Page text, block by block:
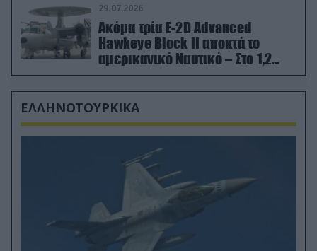
29.07.2026
Ακόμα τρία E-2D Advanced
Hawkeye Block II αποκτά το
αμερικανικό Ναυτικό – Στο 1,2
δισ.δολάρια το κόστος
ΕΛΛΗΝΟΤΟΥΡΚΙΚΑ